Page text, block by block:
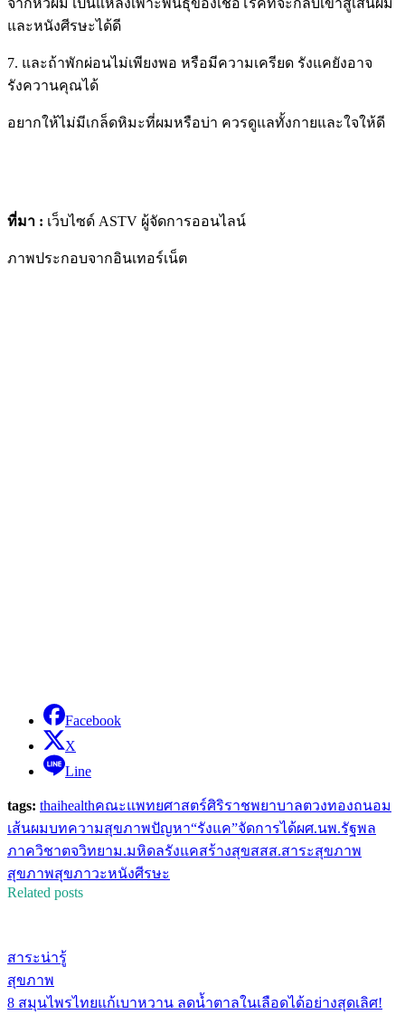
และหนังศีรษะได้ดี
7. และถ้าพักผ่อนไม่เพียงพอ หรือมีความเครียด รังแคยังอาจ
รังควานคุณได้
อยากให้ไม่มีเกล็ดหิมะที่ผมหรือบ่า ควรดูแลทั้งกายและใจให้ดี
ที่มา : เว็บไซด์ ASTV ผู้จัดการออนไลน์
ภาพประกอบจากอินเทอร์เน็ต
Facebook
X
Line
tags: thaihealthคณะแพทยศาสตร์ศิริราชพยาบาลตวงทองถนอม
เส้นผมบทความสุขภาพปัญหา“รังแค”จัดการได้ผศ.นพ.รัฐพล
ภาควิชาตจวิทยาม.มหิดลรังแคสร้างสุขสสส.สาระสุขภาพ
สุขภาพสุขภาวะหนังศีรษะ
Related posts
สาระน่ารู้
สุขภาพ
8 สมุนไพรไทยแก้เบาหวาน ลดน้ำตาลในเลือดได้อย่างสุดเลิศ!